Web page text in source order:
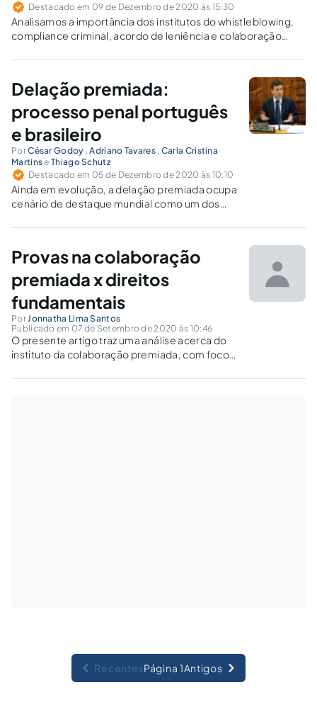
Destacado em 09 de Dezembro de 2020 às 15:30
Analisamos a importância dos institutos do whistleblowing,
compliance criminal, acordo de leniência e colaboração
corrupção e crimes correlatos.
Delação premiada:
processo penal português
e brasileiro
PorCésar Godoy ,Adriano Tavares , Carla Cristina
MartinseThiago Schutz
Destacado em 05 de Dezembro de 2020 às 10:10
Ainda em evolução, a delação premiada ocupa
cenário de destaque mundial como um dos
organizado.
Provas na colaboração
premiada x direitos
fundamentais
Por Jonnatha Lima Santos
Publicado em 07 de Setembro de 2020 às 10:46
O presente artigo traz uma análise acerca do
instituto da colaboração premiada, com foco
instituto face aos direitos fundamentais dos
RecentesPágina 1Antigos